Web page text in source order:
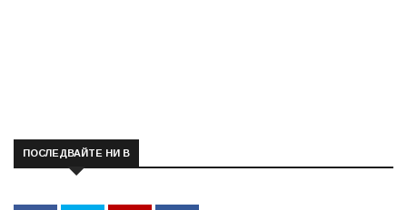
ПОСЛЕДВАЙТЕ НИ В